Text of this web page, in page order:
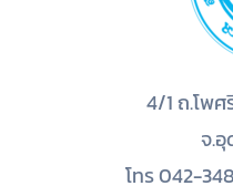
4/1 ถ.โพ
จ.
โทร 042-